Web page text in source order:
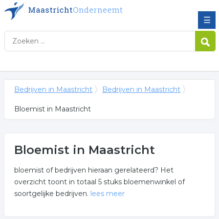
☰
Bedrijven in Maastricht Bedrijven in Maastricht
Bloemist in Maastricht
Bloemist in Maastricht
bloemist of bedrijven hieraan gerelateerd? Het
overzicht toont in totaal 5 stuks bloemenwinkel of
soortgelijke bedrijven. lees meer